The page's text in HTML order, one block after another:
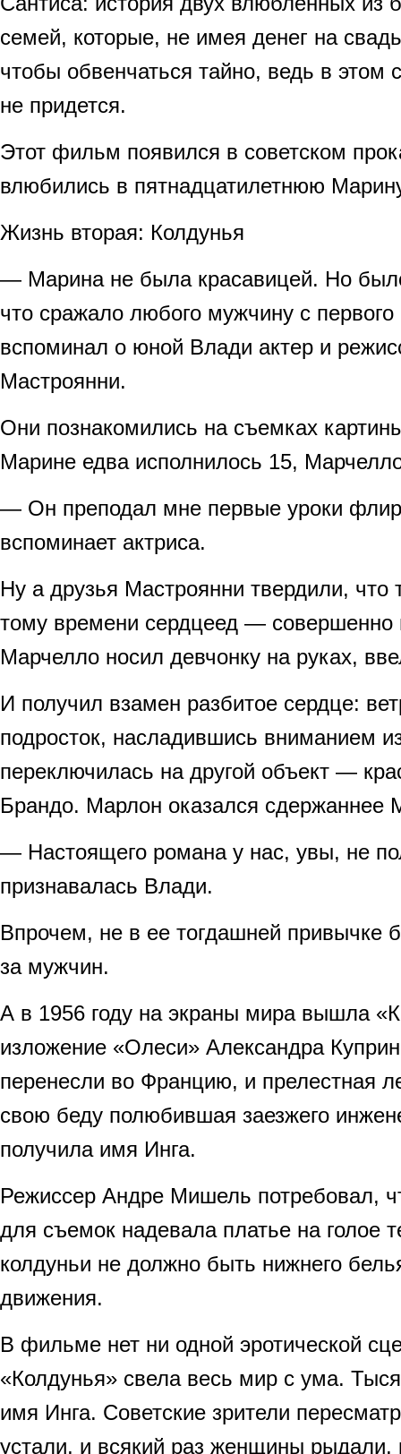
семей, которые, не имея денег на
чтобы обвенчаться тайно, ведь в этом
не придется.
Этот фильм появился в советском
влюбились в пятнадцатилетнюю
Жизнь вторая: Колдунья
— Марина не была красавицей. Но
что сражало любого мужчину с
вспоминал о юной Влади актер и
Мастроянни.
Они познакомились на съемках
Марине едва исполнилось 15,
— Он преподал мне первые уроки
вспоминает актриса.
Ну а друзья Мастроянни твердили,
тому времени сердцеед — совершенно
Марчелло носил девчонку на руках,
И получил взамен разбитое сердце:
подросток, насладившись вниманием
переключилась на другой объект —
Брандо. Марлон оказался сдержаннее
— Настоящего романа у нас, увы, не
признавалась Влади.
Впрочем, не в ее тогдашней привычке
за мужчин.
А в 1956 году на экраны мира вышла
изложение «Олеси» Александра
перенесли во Францию, и прелестная
свою беду полюбившая заезжего
получила имя Инга.
Режиссер Андре Мишель потребовал,
для съемок надевала платье на голое
колдуньи не должно быть нижнего
движения.
В фильме нет ни одной эротической
«Колдунья» свела весь мир с ума.
имя Инга. Советские зрители
устали, и всякий раз женщины рыдали,